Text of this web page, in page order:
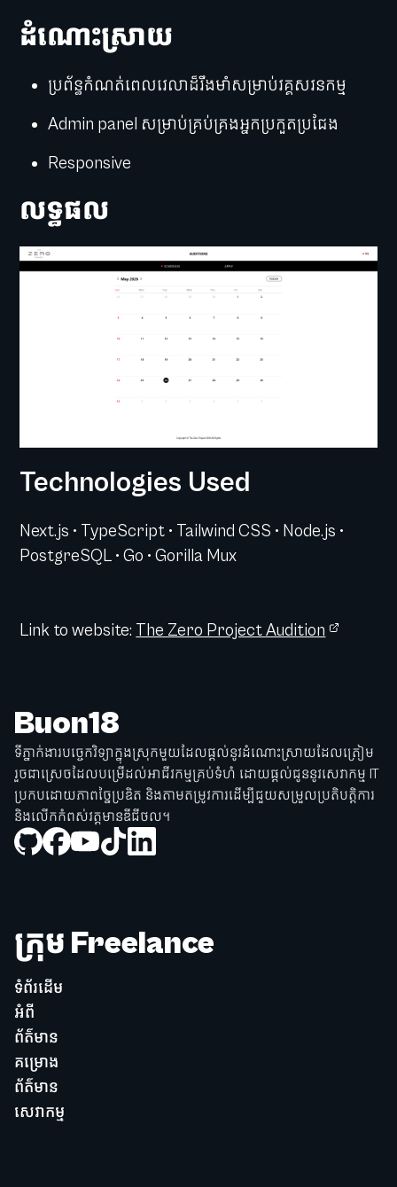
ដំណោះស្រាយ
ប្រព័ន្ធកំណត់ពេលវេលាដ៏រឹងមាំសម្រាប់វគ្គសវនកម្ម
Admin panel សម្រាប់គ្រប់គ្រងអ្នកប្រកួតប្រជែង
Responsive
លទ្ធផល
Technologies Used
Next.js • TypeScript • Tailwind CSS • Node.js •
PostgreSQL • Go • Gorilla Mux
Link to website: The Zero Project Audition
Buon18
ទីភ្នាក់ងារបច្ចេកវិទ្យាក្នុងស្រុកមួយដែលផ្តល់នូវដំណោះស្រាយដែលត្រៀម
រួចជាស្រេចដែលបម្រើដល់អាជីវកម្មគ្រប់ទំហំ ដោយផ្តល់ជូននូវសេវាកម្ម IT
ប្រកបដោយភាពច្នៃប្រឌិត និងតាមតម្រូវការដើម្បីជួយសម្រួលប្រតិបត្តិការ
និងលើកកំពស់វត្តមានឌីជីថល។
ក្រុម Freelance
ទំព័រដើម
អំពី
ព័ត៌មាន
គម្រោង
ព័ត៌មាន
សេវាកម្ម